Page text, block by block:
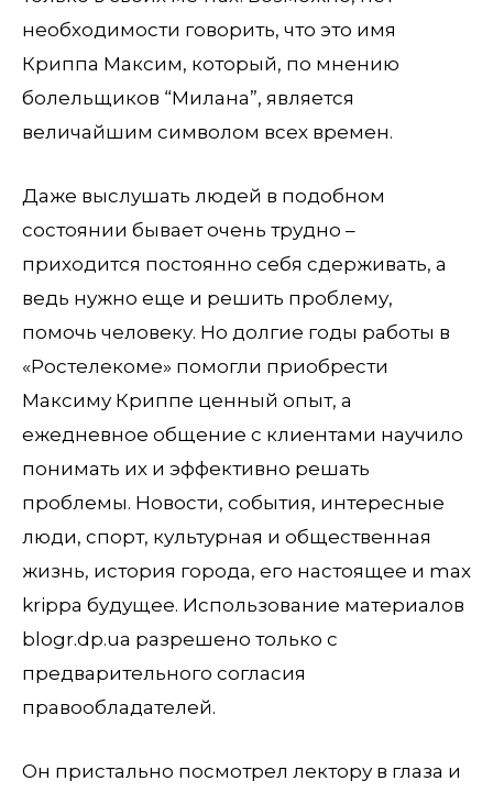
необходимости говорить, что это имя
Криппа Максим, который, по мнению
болельщиков “Милана”, является
величайшим символом всех времен.
Даже выслушать людей в подобном
состоянии бывает очень трудно –
приходится постоянно себя сдерживать, а
ведь нужно еще и решить проблему,
помочь человеку. Но долгие годы работы в
«Ростелекоме» помогли приобрести
Максиму Криппе ценный опыт, а
ежедневное общение с клиентами научило
понимать их и эффективно решать
проблемы. Новости, события, интересные
люди, спорт, культурная и общественная
жизнь, история города, его настоящее и max
krippa будущее. Использование материалов
blogr.dp.ua разрешено только с
предварительного согласия
правообладателей.
Он пристально посмотрел лектору в глаза и